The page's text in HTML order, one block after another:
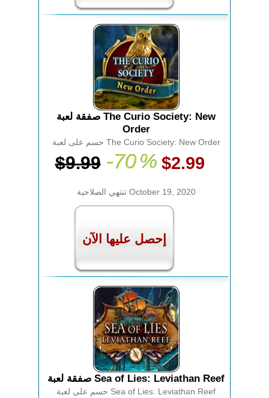
صفقة لعبة The Curio Society: New
Order
حسم على لعبة The Curio Society: New Order
$9.99 -70% $2.99
تنتهي الصلاحية October 19, 2020
إحصل عليها الآن
صفقة لعبة Sea of Lies: Leviathan Reef
حسم على لعبة Sea of Lies: Leviathan Reef